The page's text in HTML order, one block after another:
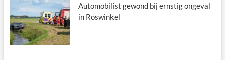
Automobilist gewond bij ernstig ongeval
in Roswinkel